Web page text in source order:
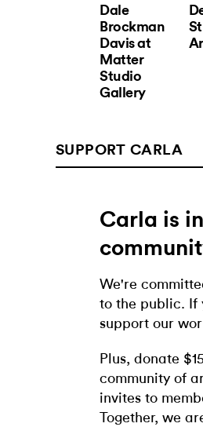
Dale
Brockman
Davis at
Matter
Studio
Gallery
SUPPORT CARLA
Carla is
We're
to the public. If
support our
Plus, donate
community of
invites to
Together, we